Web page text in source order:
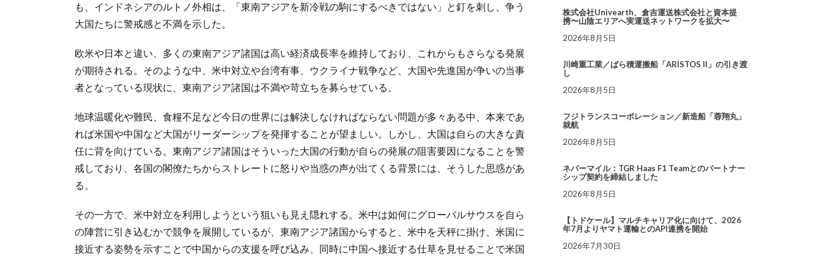
も、インドネシアのルトノ外相は、「東南アジアを新冷戦の駒にするべきではない」と釘を刺し、争う
大国たちに警戒感と不満を示した。
欧米や日本と違い、多くの東南アジア諸国は高い経済成長率を維持しており、これからもさらなる発展
が期待される。そのような中、米中対立や台湾有事、ウクライナ戦争など、大国や先進国が争いの当事
者となっている現状に、東南アジア諸国は不満や苛立ちを募らせている。
地球温暖化や難民、食糧不足など今日の世界には解決しなければならない問題が多々ある中、本来であ
れば米国や中国など大国がリーダーシップを発揮することが望ましい。しかし、大国は自らの大きな責
任に背を向けている。東南アジア諸国はそういった大国の行動が自らの発展の阻害要因になることを警
戒しており、各国の閣僚たちからストレートに怒りや当惑の声が出てくる背景には、そうした思惑があ
る。
その一方で、米中対立を利用しようという狙いも見え隠れする。米中は如何にグローバルサウスを自ら
の陣営に引き込むかで競争を展開しているが、東南アジア諸国からすると、米中を天秤に掛け、米国に
接近する姿勢を示すことで中国からの支援を呼び込み、同時に中国へ接近する仕草を見せることで米国
株式会社Univearth、倉吉運送株式会社と資本提
携〜山陰エリアへ実運送ネットワークを拡大〜
2026年8月5日
川崎重工業／ばら積運搬船「ARISTOS II」の引き渡
し
2026年8月5日
フジトランスコーポレーション／新造船「蓉翔丸」
就航
2026年8月5日
ネバーマイル：TGR Haas F1 Teamとのパートナー
シップ契約を締結しました
2026年8月5日
【トドケール】マルチキャリア化に向けて、2026
年7月よりヤマト運輸とのAPI連携を開始
2026年7月30日